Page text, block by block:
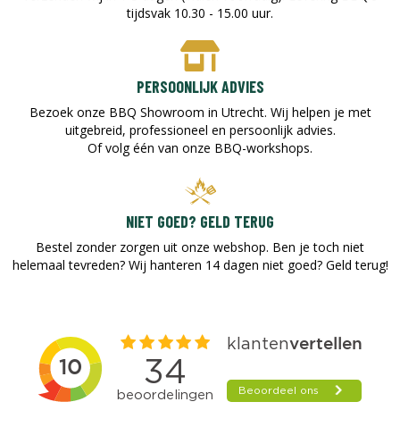
tijdsvak 10.30 - 15.00 uur.
PERSOONLIJK ADVIES
Bezoek onze BBQ Showroom in Utrecht. Wij helpen je met
uitgebreid, professioneel en persoonlijk advies.
Of volg één van onze BBQ-workshops.
NIET GOED? GELD TERUG
Bestel zonder zorgen uit onze webshop. Ben je toch niet
helemaal tevreden? Wij hanteren 14 dagen niet goed? Geld terug!​